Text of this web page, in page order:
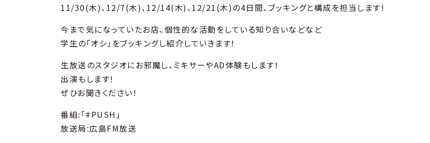
11/30(木)、12/7(木)、12/14(木)、12/21(木)の4日間、ブッキングと構成を担当します!
今まで気になっていたお店、個性的な活動をしている知り合いなどなど
学生の「オシ」をブッキングし紹介していきます!
生放送のスタジオにお邪魔し、ミキサーやAD体験もします!
出演もします!
ぜひお聞きください!
番組:「#PUSH」
放送局:広島FM放送